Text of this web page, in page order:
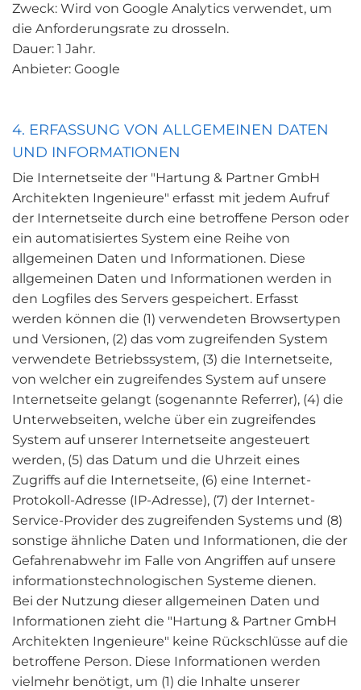
Zweck: Wird von Google Analytics verwendet, um
die Anforderungsrate zu drosseln.
Dauer: 1 Jahr.
Anbieter: Google
4. ERFASSUNG VON ALLGEMEINEN DATEN
UND INFORMATIONEN
Die Internetseite der "Hartung & Partner GmbH
Architekten Ingenieure" erfasst mit jedem Aufruf
der Internetseite durch eine betroffene Person oder
ein automatisiertes System eine Reihe von
allgemeinen Daten und Informationen. Diese
allgemeinen Daten und Informationen werden in
den Logfiles des Servers gespeichert. Erfasst
werden können die (1) verwendeten Browsertypen
und Versionen, (2) das vom zugreifenden System
verwendete Betriebssystem, (3) die Internetseite,
von welcher ein zugreifendes System auf unsere
Internetseite gelangt (sogenannte Referrer), (4) die
Unterwebseiten, welche über ein zugreifendes
System auf unserer Internetseite angesteuert
werden, (5) das Datum und die Uhrzeit eines
Zugriffs auf die Internetseite, (6) eine Internet-
Protokoll-Adresse (IP-Adresse), (7) der Internet-
Service-Provider des zugreifenden Systems und (8)
sonstige ähnliche Daten und Informationen, die der
Gefahrenabwehr im Falle von Angriffen auf unsere
informationstechnologischen Systeme dienen.
Bei der Nutzung dieser allgemeinen Daten und
Informationen zieht die "Hartung & Partner GmbH
Architekten Ingenieure" keine Rückschlüsse auf die
betroffene Person. Diese Informationen werden
vielmehr benötigt, um (1) die Inhalte unserer